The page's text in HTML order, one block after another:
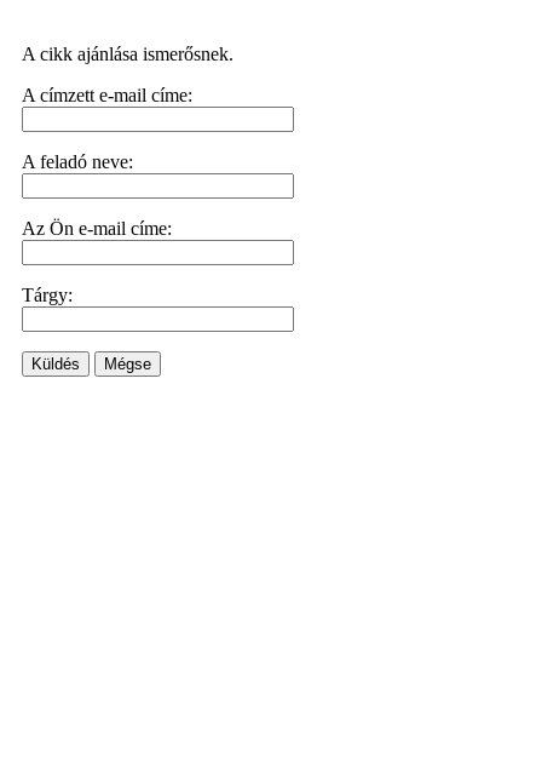
A cikk ajánlása ismerősnek.
A címzett e-mail címe:
A feladó neve:
Az Ön e-mail címe:
Tárgy:
Küldés Mégse